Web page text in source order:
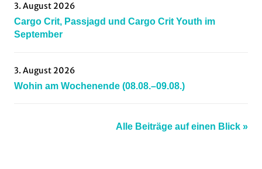
3. August 2026
Cargo Crit, Passjagd und Cargo Crit Youth im
September
3. August 2026
Wohin am Wochenende (08.08.–09.08.)
Alle Beiträge auf einen Blick »